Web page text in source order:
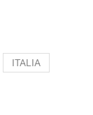
ITALIA